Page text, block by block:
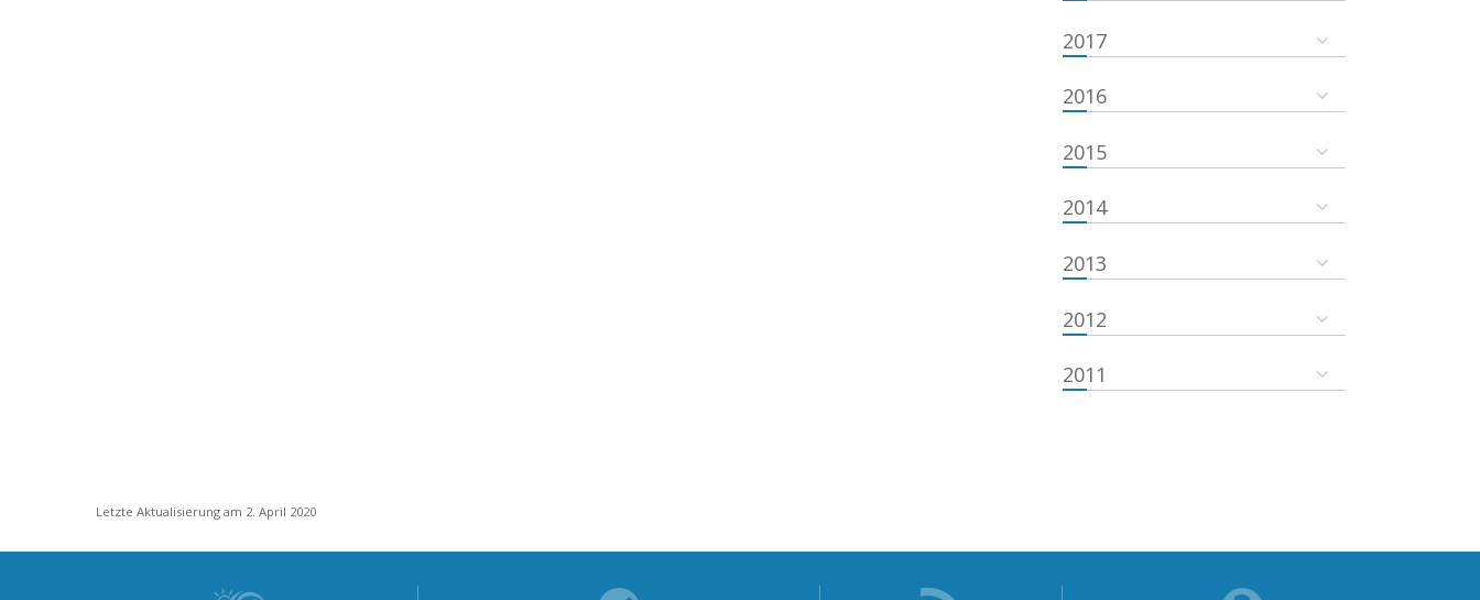
2017
2016
2015
2014
2013
2012
2011
Letzte Aktualisierung am 2. April 2020